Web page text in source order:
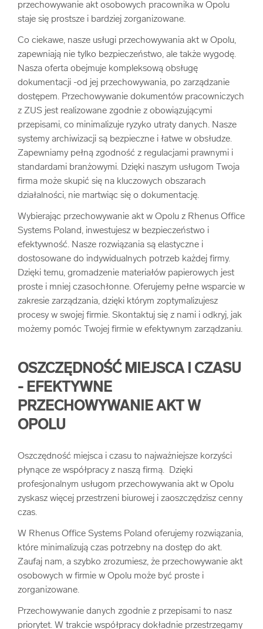
przechowywanie akt osobowych pracownika w Opolu
staje się prostsze i bardziej zorganizowane.
Co ciekawe, nasze usługi przechowywania akt w Opolu,
zapewniają nie tylko bezpieczeństwo, ale także wygodę.
Nasza oferta obejmuje kompleksową obsługę
dokumentacji -od jej przechowywania, po zarządzanie
dostępem. Przechowywanie dokumentów pracowniczych
z ZUS jest realizowane zgodnie z obowiązującymi
przepisami, co minimalizuje ryzyko utraty danych. Nasze
systemy archiwizacji są bezpieczne i łatwe w obsłudze.
Zapewniamy pełną zgodność z regulacjami prawnymi i
standardami branżowymi. Dzięki naszym usługom Twoja
firma może skupić się na kluczowych obszarach
działalności, nie martwiąc się o dokumentację.
Wybierając przechowywanie akt w Opolu z Rhenus Office
Systems Poland, inwestujesz w bezpieczeństwo i
efektywność. Nasze rozwiązania są elastyczne i
dostosowane do indywidualnych potrzeb każdej firmy.
Dzięki temu, gromadzenie materiałów papierowych jest
proste i mniej czasochłonne. Oferujemy pełne wsparcie w
zakresie zarządzania, dzięki którym zoptymalizujesz
procesy w swojej firmie. Skontaktuj się z nami i odkryj, jak
możemy pomóc Twojej firmie w efektywnym zarządzaniu.
OSZCZĘDNOŚĆ MIEJSCA I CZASU
- EFEKTYWNE
PRZECHOWYWANIE AKT W
OPOLU
Oszczędność miejsca i czasu to najważniejsze korzyści
płynące ze współpracy z naszą firmą. Dzięki
profesjonalnym usługom przechowywania akt w Opolu
zyskasz więcej przestrzeni biurowej i zaoszczędzisz cenny
czas.
W Rhenus Office Systems Poland oferujemy rozwiązania,
które minimalizują czas potrzebny na dostęp do akt.
Zaufaj nam, a szybko zrozumiesz, że przechowywanie akt
osobowych w firmie w Opolu może być proste i
zorganizowane.
Przechowywanie danych zgodnie z przepisami to nasz
priorytet. W trakcie współpracy dokładnie przestrzegamy